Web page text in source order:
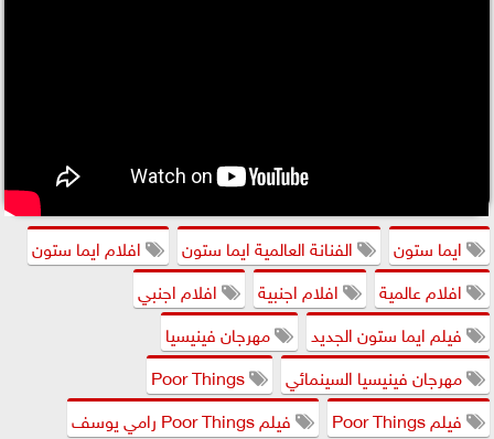
ايما ستون الفنانة العالمية ايما ستون
افلام ايما ستون
افلام عالمية
افلام اجنبية
افلام اجنبي
فيلم ايما ستون الجديد
مهرجان فينيسيا
مهرجان فينيسيا السينمائي
فيلم Poor Things
فيلم Poor Things رامي يوسف